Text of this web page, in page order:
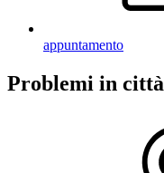
appuntamento
Problemi in città